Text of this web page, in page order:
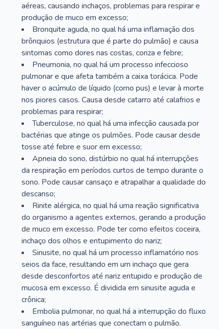
aéreas, causando inchaços, problemas para respirar e
produção de muco em excesso;
Bronquite aguda, no qual há uma inflamação dos
brônquios (estrutura que é parte do pulmão) e causa
sintomas como dores nas costas, coriza e febre;
Pneumonia, no qual há um processo infeccioso
pulmonar e que afeta também a caixa torácica. Pode
haver o acúmulo de líquido (como pus) e levar à morte
nos piores casos. Causa desde catarro até calafrios e
problemas para respirar;
Tuberculose, no qual há uma infecção causada por
bactérias que atinge os pulmões. Pode causar desde
tosse até febre e suor em excesso;
Apneia do sono, distúrbio no qual há interrupções
da respiração em períodos curtos de tempo durante o
sono. Pode causar cansaço e atrapalhar a qualidade do
descanso;
Rinite alérgica, no qual há uma reação significativa
do organismo a agentes externos, gerando a produção
de muco em excesso. Pode ter como efeitos coceira,
inchaço dos olhos e entupimento do nariz;
Sinusite, no qual há um processo inflamatório nos
seios da face, resultando em um inchaço que gera
desde desconfortos até nariz entupido e produção de
mucosa em excesso. É dividida em sinusite aguda e
crônica;
Embolia pulmonar, no qual há a interrupção do fluxo
sanguíneo nas artérias que conectam o pulmão.